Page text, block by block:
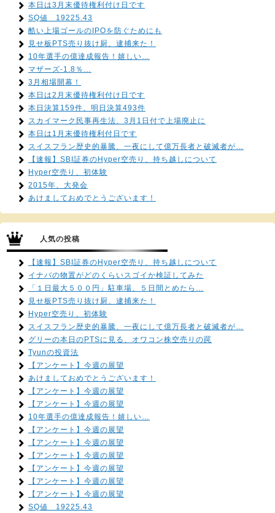
本日は3月末優待権利付け日です
SQ値 19225.43
酷い上場ゴールのIPOを防ぐためにも
見せ板PTS売り抜け厨、逮捕来た！
10年選手の億達成報告！嬉しい…
マザーズ-1.8％…
3月相場開幕！
本日は2月末優待権利付け日です
本日決算159件、明日決算493件
スカイマーク民事再生法、3月1日付で上場廃止に
本日は1月末優待権利付日です
スイスフラン歴史的暴騰、一夜にして億万長者と破滅者が…
【速報】SBI証券のHyper空売り、持ち越しについて
Hyper空売り、初体験
2015年、大発会
あけましておめでとうございます！
人気の投稿
【速報】SBI証券のHyper空売り、持ち越しについて
イナバの物置がどのくらいスゴイか検証してみた
「１日最大５００円」駐車場、５日間とめたら…
見せ板PTS売り抜け厨、逮捕来た！
Hyper空売り、初体験
スイスフラン歴史的暴騰、一夜にして億万長者と破滅者が…
グリーの本日のPTSに見る、オワコン株空売りの罠
Tyunの投資法
【アンケート】今週の展望
あけましておめでとうございます！
【アンケート】今週の展望
【アンケート】今週の展望
10年選手の億達成報告！嬉しい…
【アンケート】今週の展望
【アンケート】今週の展望
【アンケート】今週の展望
【アンケート】今週の展望
【アンケート】今週の展望
【アンケート】今週の展望
SQ値 19225.43